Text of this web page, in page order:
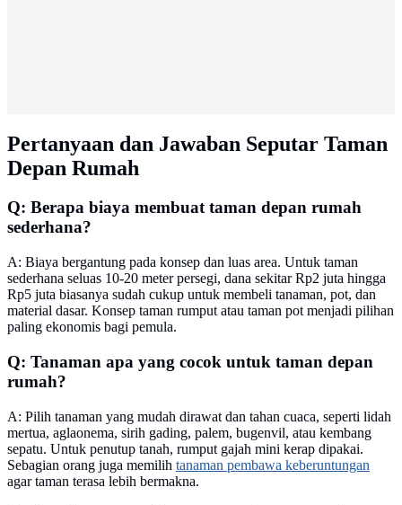
Pertanyaan dan Jawaban Seputar Taman
Depan Rumah
Q: Berapa biaya membuat taman depan rumah
sederhana?
A: Biaya bergantung pada konsep dan luas area. Untuk taman
sederhana seluas 10-20 meter persegi, dana sekitar Rp2 juta hingga
Rp5 juta biasanya sudah cukup untuk membeli tanaman, pot, dan
material dasar. Konsep taman rumput atau taman pot menjadi pilihan
paling ekonomis bagi pemula.
Q: Tanaman apa yang cocok untuk taman depan
rumah?
A: Pilih tanaman yang mudah dirawat dan tahan cuaca, seperti lidah
mertua, aglaonema, sirih gading, palem, bugenvil, atau kembang
sepatu. Untuk penutup tanah, rumput gajah mini kerap dipakai.
Sebagian orang juga memilih tanaman pembawa keberuntungan
agar taman terasa lebih bermakna.